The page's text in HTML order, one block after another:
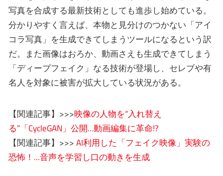
写真を合成する最新技術としても進歩し始めている。
分かりやすく言えば、本物と見分けのつかない「アイ
コラ写真」を生成できてしまうツールになるという訳
だ。また画像はおろか、動画さえも生成できてしまう
「ディープフェイク」なる技術が登場し、セレブや有
名人を対象に被害が拡大している状況がある。
【関連記事】>>>映像の人物を“入れ替え
る”「CycleGAN」公開…動画編集に革命!?
【関連記事】>>>AI利用した「フェイク映像」実験の
恐怖！...音声を学習し口の動きを生成